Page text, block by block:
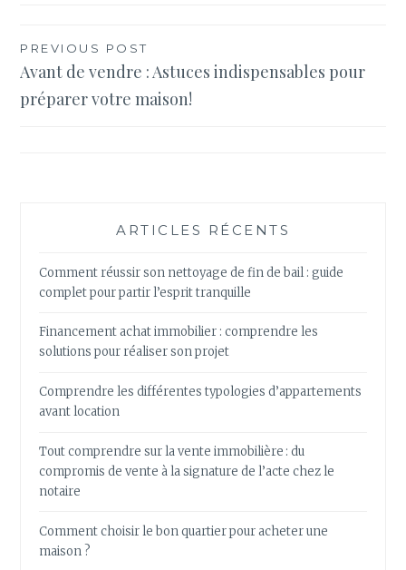
Navigation
de
l’article
PREVIOUS POST
Avant de vendre : Astuces indispensables pour
préparer votre maison!
ARTICLES RÉCENTS
Comment réussir son nettoyage de fin de bail : guide
complet pour partir l’esprit tranquille
Financement achat immobilier : comprendre les
solutions pour réaliser son projet
Comprendre les différentes typologies d’appartements
avant location
Tout comprendre sur la vente immobilière : du
compromis de vente à la signature de l’acte chez le
notaire
Comment choisir le bon quartier pour acheter une
maison ?